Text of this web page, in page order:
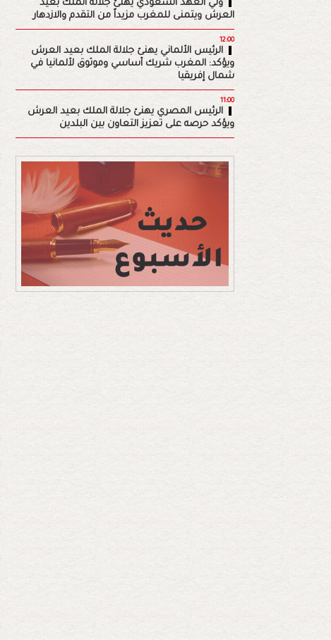
ولي العهد السعودي يهنئ جلالة الملك بعيد
العرش ويتمنى للمغرب مزيداً من التقدم والازدهار
12:00
الرئيس الألماني يهنئ جلالة الملك بعيد العرش
ويؤكد: المغرب شريك أساسي وموثوق لألمانيا في
شمال إفريقيا
11:00
الرئيس المصري يهنئ جلالة الملك بعيد العرش
ويؤكد حرصه على تعزيز التعاون بين البلدين